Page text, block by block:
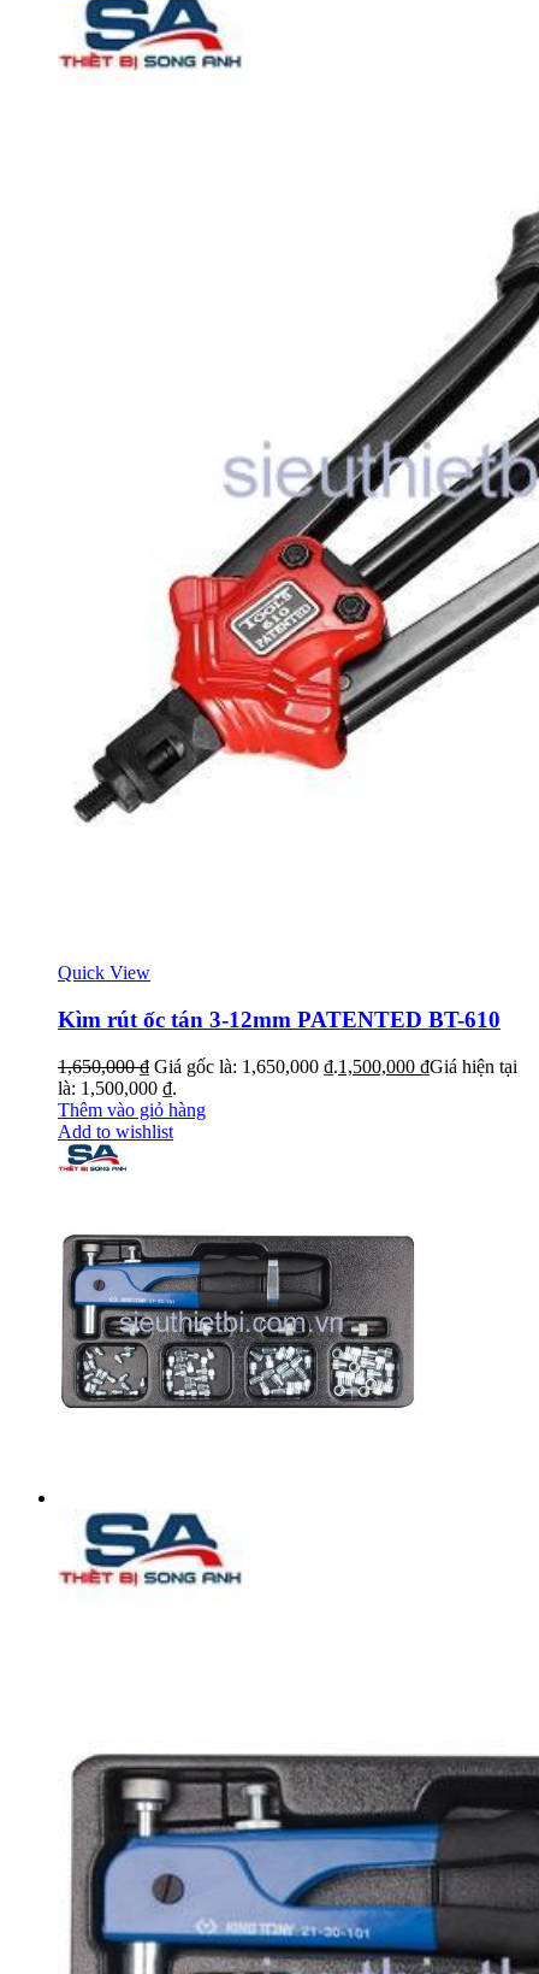
Quick View
Kìm rút ốc tán 3-12mm PATENTED BT-610
1,650,000₫ Giá gốc là: 1,650,000 ₫.1,500,000 ₫Giá hiện tại
là: 1,500,000 ₫.
Thêm vào giỏ hàng
Add to wishlist